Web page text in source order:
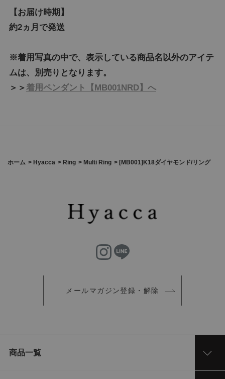
【お届け時期】
約2ヵ月で発送
※着用写真の中で、表示している商品名以外のアイテ
ムは、別売りとなります。
＞＞着用ペンダント【MB001NRD】へ
ホーム > Hyacca > Ring > Multi Ring > [MB001]K18ダイヤモンド/リング
メールマガジン登録・解除
商品一覧